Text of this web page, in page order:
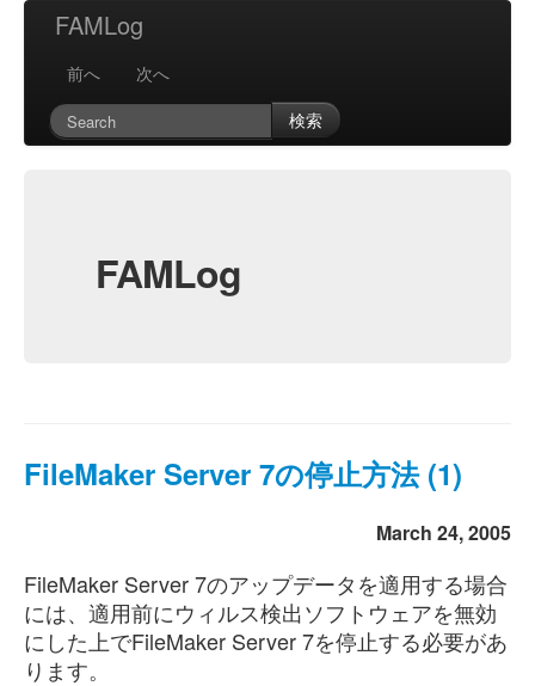
FAMLog
前へ
次へ
検索
FAMLog
FileMaker Server 7の停止方法 (1)
March 24, 2005
FileMaker Server 7のアップデータを適用する場合
には、適用前にウィルス検出ソフトウェアを無効
にした上でFileMaker Server 7を停止する必要があ
ります。